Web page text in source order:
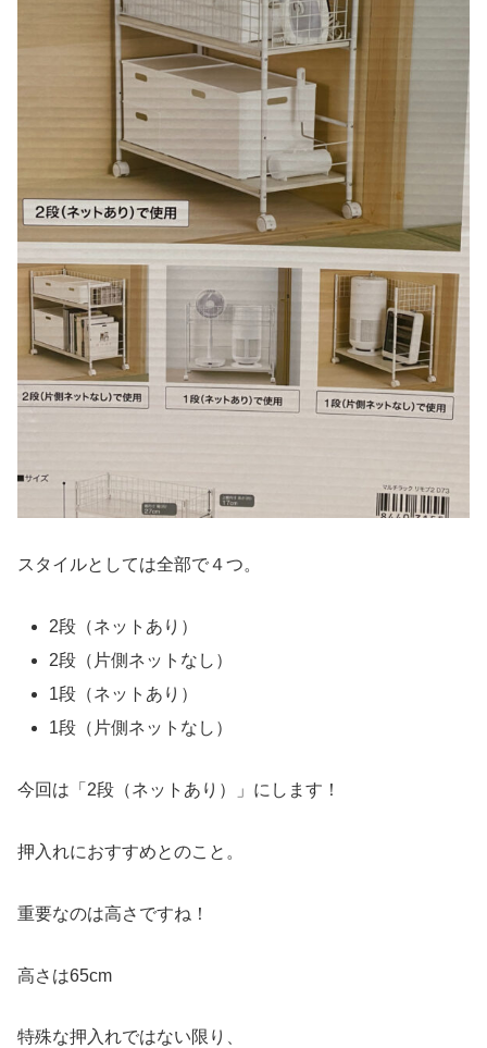
スタイルとしては全部で４つ。
2段（ネットあり）
2段（片側ネットなし）
1段（ネットあり）
1段（片側ネットなし）
今回は「2段（ネットあり）」にします！
押入れにおすすめとのこと。
重要なのは高さですね！
高さは65cm
特殊な押入れではない限り、